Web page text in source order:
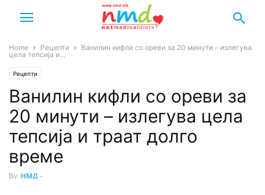
Home Рецепти
Ванилин кифли со ореви за 20 минути – излегува
цела тепсија и...
Рецепти
Ванилин кифли со ореви за
20 минути – излегува цела
тепсија и траат долго
време
By НМД -